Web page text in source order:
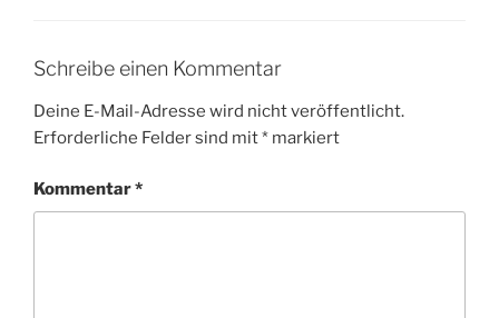
Schreibe einen Kommentar
Deine E-Mail-Adresse wird nicht veröffentlicht.
Erforderliche Felder sind mit* markiert
Kommentar*